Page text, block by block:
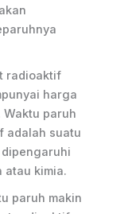
radioaktif
harga
paruh
adalah suatu
atau kimia.
paruh makin